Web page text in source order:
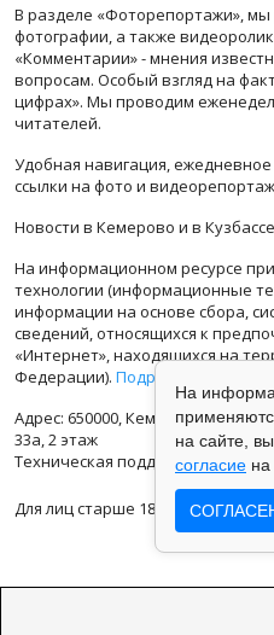
В разделе «Фоторепортажи»,
фотографии, а также
«Комментарии» - мнения
вопросам. Особый взгляд на
цифрах». Мы проводим
читателей.
Удобная навигация,
ссылки на фото и
Новости в Кемерово и в
На информационном ресурсе
технологии (информационные
информации на основе сбора,
сведений, относящихся к
«Интернет», находящихся на
Федерации). Подробная
Адрес: 650000, Кемеровская
33а, 2 этаж
Техническая поддержка:
Для лиц старше 18 лет.
На
на сайте,
согласие на